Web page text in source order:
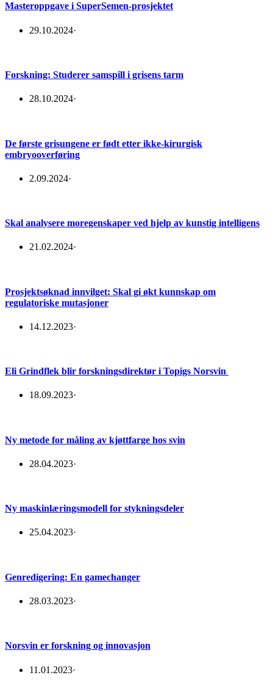
Masteroppgave i SuperSemen-prosjektet
29.10.2024·
Forskning: Studerer samspill i grisens tarm
28.10.2024·
De første grisungene er født etter ikke-kirurgisk
embryooverføring
2.09.2024·
Skal analysere moregenskaper ved hjelp av kunstig intelligens
21.02.2024·
Prosjektsøknad innvilget: Skal gi økt kunnskap om
regulatoriske mutasjoner
14.12.2023·
Eli Grindflek blir forskningsdirektør i Topigs Norsvin
18.09.2023·
Ny metode for måling av kjøttfarge hos svin
28.04.2023·
Ny maskinlæringsmodell for stykningsdeler
25.04.2023·
Genredigering: En gamechanger
28.03.2023·
Norsvin er forskning og innovasjon
11.01.2023·